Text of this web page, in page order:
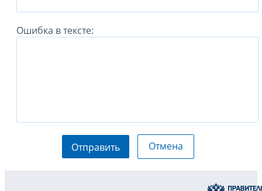
Ошибка в тексте:
Отправить Отмена